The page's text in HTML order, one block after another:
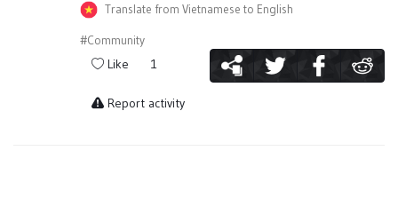
Translate from Vietnamese to English
#Community
Like 1
Report activity